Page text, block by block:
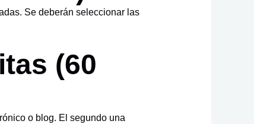
Se deberán seleccionar las
(60
o blog. El segundo una